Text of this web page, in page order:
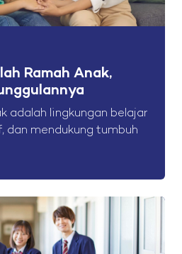
Ramah Anak,
adalah lingkungan belajar
dan mendukung tumbuh